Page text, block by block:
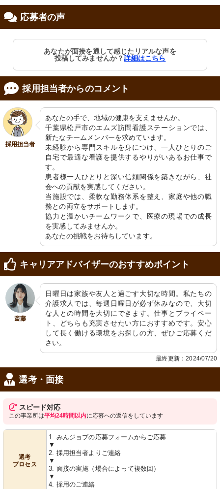
応募者の声
あなたが面接を通して感じたリアルな声を
投稿してみませんか？詳細はこちら
採用担当者からのコメント
採用担当者
あなたの手で、地域の健康を支えませんか。
千葉県松戸市のエムズ訪問看護ステーションでは、
新たなチームメンバーを求めています。
未経験から専門スキルを身につけ、一人ひとりのご
自宅で最適な看護を提供するやりがいあるお仕事で
す。
患者様一人ひとりと深い信頼関係を築きながら、社
会への貢献を実感してください。
当施設では、柔軟な勤務体系を整え、家庭や他の職
務との両立をサポートします。
協力と温かいチームワークで、医療の現場での成長
を実感してみませんか。
あなたの挑戦をお待ちしています。
キャリアアドバイザーのおすすめポイント
斎藤
日曜日は家族や友人と過ごす大切な時間。私たちの
介護求人では、毎週日曜日が必ず休みなので、大切
な人との時間を大切にできます。仕事とプライベー
ト、どちらも充実させたい方におすすめです。安心
して長く働ける環境をお探しの方、ぜひご応募くだ
さい。
最終更新：2024/07/20
選考・面接
スピード対応
この事業所は平均24時間以内に応募への返信をしています
選考
プロセス
1. みんジョブの応募フォームからご応募
▼
2. 採用担当者よりご連絡
▼
3. 面接の実施（場合によって複数回）
▼
4. 採用のご連絡